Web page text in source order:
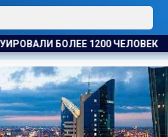
КОСТАНАЕЦ ОРГАНИЗОВАЛ